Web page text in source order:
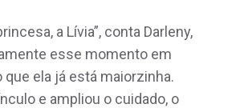
a Lívia”, conta Darleny,
esse momento em
ela já está maiorzinha.
e ampliou o cuidado, o